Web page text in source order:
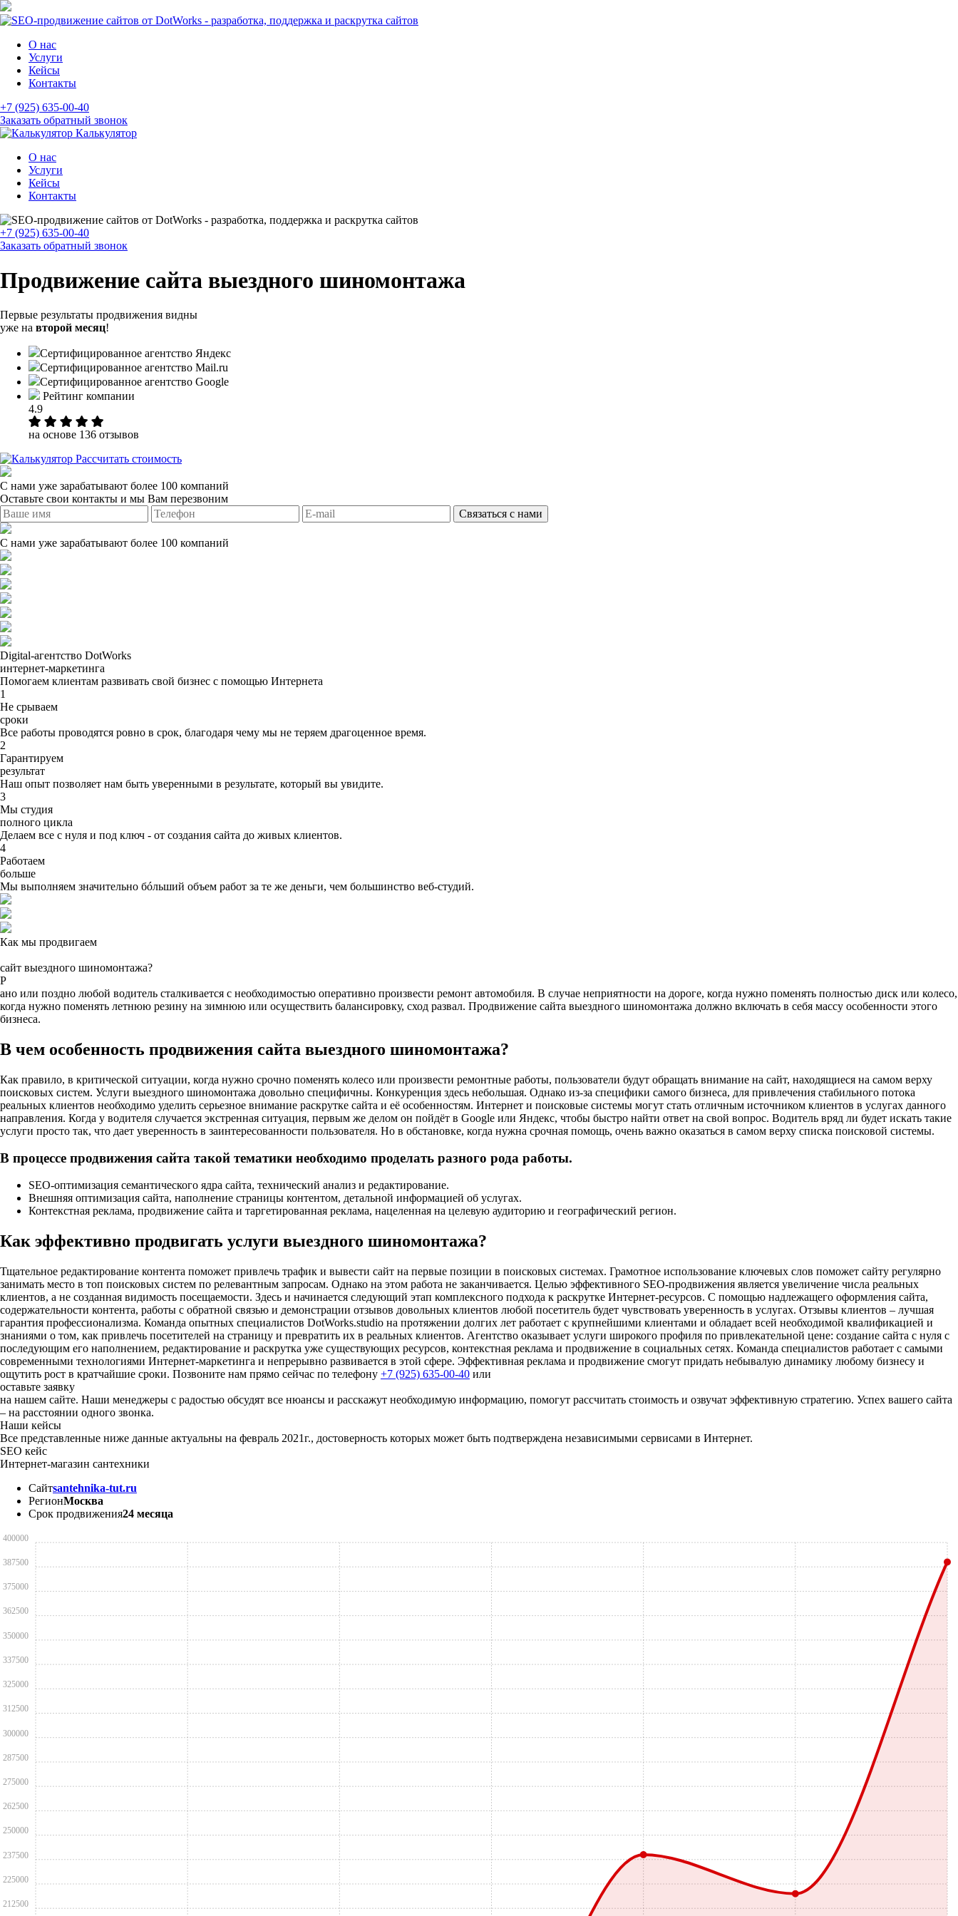
О нас
Услуги
Кейсы
Контакты
+7 (925) 635-00-40
Заказать обратный звонок
Калькулятор
О нас
Услуги
Кейсы
Контакты
+7 (925) 635-00-40
Заказать обратный звонок
Продвижение сайта выездного шиномонтажа
Первые результаты продвижения видны
уже на второй месяц!
Сертифицированное агентство Яндекс
Сертифицированное агентство Mail.ru
Сертифицированное агентство Google
Рейтинг компании
4.9
на основе 136 отзывов
Рассчитать стоимость
С нами уже зарабатывают более 100 компаний
Оставьте свои контакты и мы Вам перезвоним
Связаться с нами
С нами уже зарабатывают более 100 компаний
Digital-агентство DotWorks
интернет-маркетинга
Помогаем клиентам развивать свой бизнес с помощью Интернета
1
Не срываем
сроки
Все работы проводятся ровно в срок, благодаря чему мы не теряем драгоценное время.
2
Гарантируем
результат
Наш опыт позволяет нам быть уверенными в результате, который вы увидите.
3
Мы студия
полного цикла
Делаем все с нуля и под ключ - от создания сайта до живых клиентов.
4
Работаем
больше
Мы выполняем значительно бóльший объем работ за те же деньги, чем большинство веб-студий.
Как мы продвигаем
сайт выездного шиномонтажа?
Р
ано или поздно любой водитель сталкивается с необходимостью оперативно произвести ремонт автомобиля. В случае неприятности на дороге, когда нужно поменять полностью диск или колесо,
когда нужно поменять летнюю резину на зимнюю или осуществить балансировку, сход развал. Продвижение сайта выездного шиномонтажа должно включать в себя массу особенности этого
бизнеса.
В чем особенность продвижения сайта выездного шиномонтажа?
Как правило, в критической ситуации, когда нужно срочно поменять колесо или произвести ремонтные работы, пользователи будут обращать внимание на сайт, находящиеся на самом верху
поисковых систем. Услуги выездного шиномонтажа довольно специфичны. Конкуренция здесь небольшая. Однако из-за специфики самого бизнеса, для привлечения стабильного потока
реальных клиентов необходимо уделить серьезное внимание раскрутке сайта и её особенностям. Интернет и поисковые системы могут стать отличным источником клиентов в услугах данного
направления. Когда у водителя случается экстренная ситуация, первым же делом он пойдёт в Google или Яндекс, чтобы быстро найти ответ на свой вопрос. Водитель вряд ли будет искать такие
услуги просто так, что дает уверенность в заинтересованности пользователя. Но в обстановке, когда нужна срочная помощь, очень важно оказаться в самом верху списка поисковой системы.
В процессе продвижения сайта такой тематики необходимо проделать разного рода работы.
SEO-оптимизация семантического ядра сайта, технический анализ и редактирование.
Внешняя оптимизация сайта, наполнение страницы контентом, детальной информацией об услугах.
Контекстная реклама, продвижение сайта и таргетированная реклама, нацеленная на целевую аудиторию и географический регион.
Как эффективно продвигать услуги выездного шиномонтажа?
Тщательное редактирование контента поможет привлечь трафик и вывести сайт на первые позиции в поисковых системах. Грамотное использование ключевых слов поможет сайту регулярно
занимать место в топ поисковых систем по релевантным запросам. Однако на этом работа не заканчивается. Целью эффективного SEO-продвижения является увеличение числа реальных
клиентов, а не созданная видимость посещаемости. Здесь и начинается следующий этап комплексного подхода к раскрутке Интернет-ресурсов. С помощью надлежащего оформления сайта,
содержательности контента, работы с обратной связью и демонстрации отзывов довольных клиентов любой посетитель будет чувствовать уверенность в услугах. Отзывы клиентов – лучшая
гарантия профессионализма. Команда опытных специалистов DotWorks.studio на протяжении долгих лет работает с крупнейшими клиентами и обладает всей необходимой квалификацией и
знаниями о том, как привлечь посетителей на страницу и превратить их в реальных клиентов. Агентство оказывает услуги широкого профиля по привлекательной цене: создание сайта с нуля с
последующим его наполнением, редактирование и раскрутка уже существующих ресурсов, контекстная реклама и продвижение в социальных сетях. Команда специалистов работает с самыми
современными технологиями Интернет-маркетинга и непрерывно развивается в этой сфере. Эффективная реклама и продвижение смогут придать небывалую динамику любому бизнесу и
ощутить рост в кратчайшие сроки. Позвоните нам прямо сейчас по телефону +7 (925) 635-00-40 или
оставьте заявку
на нашем сайте. Наши менеджеры с радостью обсудят все нюансы и расскажут необходимую информацию, помогут рассчитать стоимость и озвучат эффективную стратегию. Успех вашего сайта
– на расстоянии одного звонка.
Наши кейсы
Все представленные ниже данные актуальны на февраль 2021г., достоверность которых может быть подтверждена независимыми сервисами в Интернет.
SEO кейс
Интернет-магазин сантехники
Сайтsantehnika-tut.ru
РегионМосква
Срок продвижения24 месяца
212500
225000
237500
250000
262500
275000
287500
300000
312500
325000
337500
350000
362500
375000
387500
400000